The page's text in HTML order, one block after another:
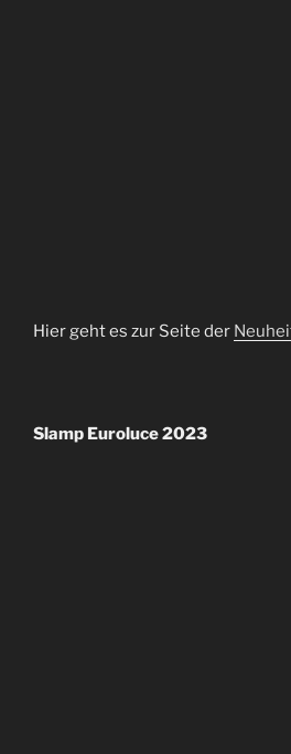
Hier geht es zur Seite der
Slamp Euroluce 2023